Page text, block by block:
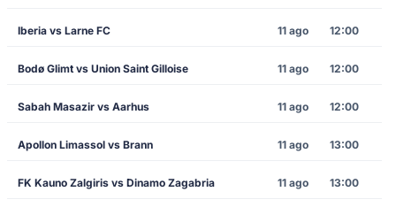
Iberia vs Larne FC 11 ago 12:00
Bodø Glimt vs Union Saint Gilloise 11 ago 12:00
Sabah Masazir vs Aarhus 11 ago 12:00
Apollon Limassol vs Brann 11 ago 13:00
FK Kauno Zalgiris vs Dinamo Zagabria 11 ago 13:00